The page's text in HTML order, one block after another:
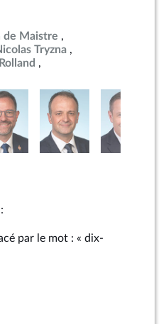
de Maistre
Tryzna
par le mot : « dix-